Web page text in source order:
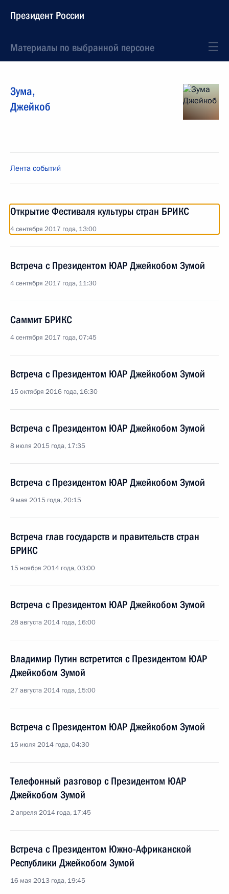
Президент России
Материалы по выбранной персоне
Зума,
Джейкоб
Лента событий
Открытие Фестиваля культуры стран БРИКС
4 сентября 2017 года, 13:00
Встреча с Президентом ЮАР Джейкобом Зумой
4 сентября 2017 года, 11:30
Саммит БРИКС
4 сентября 2017 года, 07:45
Встреча с Президентом ЮАР Джейкобом Зумой
15 октября 2016 года, 16:30
Встреча с Президентом ЮАР Джейкобом Зумой
8 июля 2015 года, 17:35
Встреча с Президентом ЮАР Джейкобом Зумой
9 мая 2015 года, 20:15
Встреча глав государств и правительств стран
БРИКС
15 ноября 2014 года, 03:00
Встреча с Президентом ЮАР Джейкобом Зумой
28 августа 2014 года, 16:00
Владимир Путин встретится с Президентом ЮАР
Джейкобом Зумой
27 августа 2014 года, 15:00
Встреча с Президентом ЮАР Джейкобом Зумой
15 июля 2014 года, 04:30
Телефонный разговор с Президентом ЮАР
Джейкобом Зумой
2 апреля 2014 года, 17:45
Встреча с Президентом Южно-Африканской
Республики Джейкобом Зумой
16 мая 2013 года, 19:45